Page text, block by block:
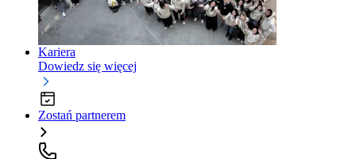
Kariera
Dowiedz się więcej
Zostań partnerem